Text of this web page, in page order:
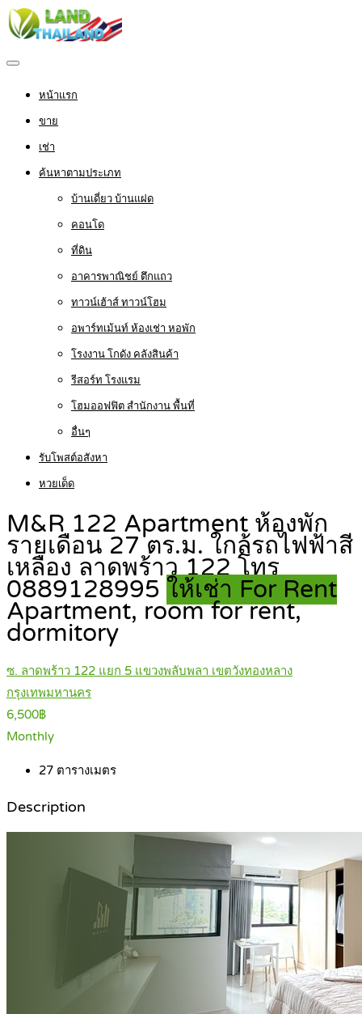
หน้าแรก
ขาย
เช่า
ค้นหาตามประเภท
บ้านเดี่ยว บ้านแฝด
คอนโด
ที่ดิน
อาคารพาณิชย์ ตึกแถว
ทาวน์เฮ้าส์ ทาวน์โฮม
อพาร์ทเม้นท์ ห้องเช่า หอพัก
โรงงาน โกดัง คลังสินค้า
รีสอร์ท โรงแรม
โฮมออฟฟิต สำนักงาน พื้นที่
อื่นๆ
รับโพสต์อสังหา
หวยเด็ด
M&R 122 Apartment ห้องพัก
รายเดือน 27 ตร.ม. ใกล้รถไฟฟ้าสี
เหลือง ลาดพร้าว 122 โทร
0889128995 ให้เช่า For Rent
Apartment, room for rent,
dormitory
ซ. ลาดพร้าว 122 แยก 5 แขวงพลับพลา เขตวังทองหลาง
กรุงเทพมหานคร
6,500฿
Monthly
27 ตารางเมตร
Description